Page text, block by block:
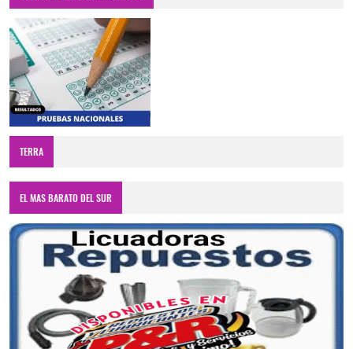
TERRA
EL MAS BARATO DEL SUR